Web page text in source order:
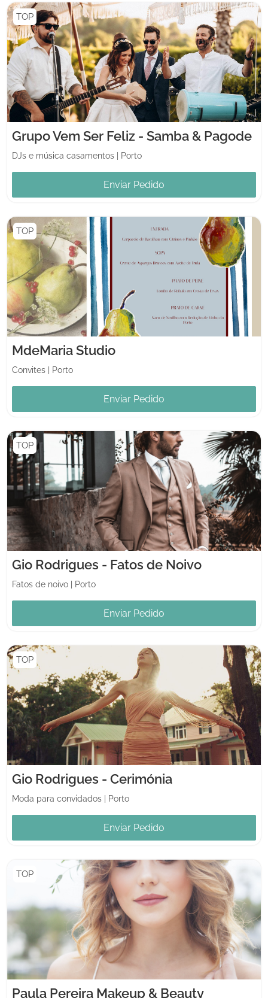
TOP
Grupo Vem Ser Feliz - Samba & Pagode
DJs e música casamentos Porto
Enviar Pedido
TOP
MdeMaria Studio
Convites Porto
Enviar Pedido
TOP
Gio Rodrigues - Fatos de Noivo
Fatos de noivo Porto
Enviar Pedido
TOP
Gio Rodrigues - Cerimónia
Moda para convidados Porto
Enviar Pedido
TOP
Paula Pereira Makeup & Beauty